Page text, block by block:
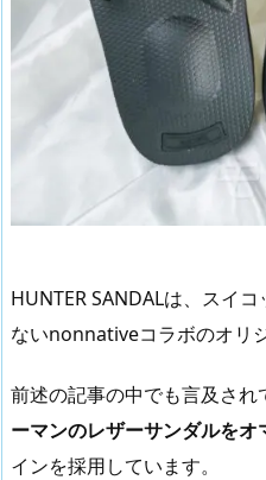
HUNTER SANDALは、スイ
ないnonnativeコラボのオリ
前述の記事の中でも言及され
ーマンのレザーサンダルをオ
インを採用しています。